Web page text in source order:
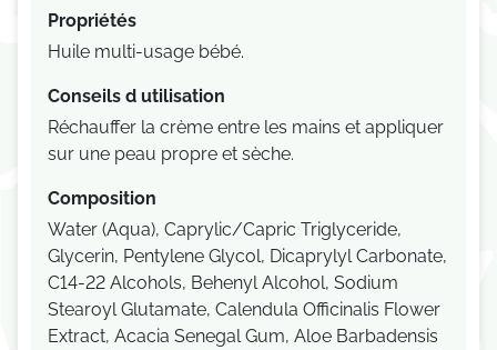
Propriétés
Huile multi-usage bébé.
Conseils d utilisation
Réchauffer la crème entre les mains et appliquer
sur une peau propre et sèche.
Composition
Water (Aqua), Caprylic/Capric Triglyceride,
Glycerin, Pentylene Glycol, Dicaprylyl Carbonate,
C14-22 Alcohols, Behenyl Alcohol, Sodium
Stearoyl Glutamate, Calendula Officinalis Flower
Extract, Acacia Senegal Gum, Aloe Barbadensis